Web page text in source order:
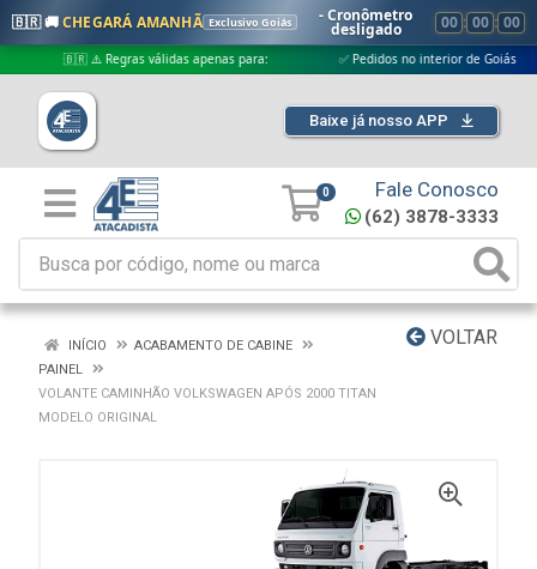
🇧🇷 🚚CHEGARÁ AMANHÃ Exclusivo Goiás - Cronômetro
desligado 00 : 00 : 00
🇧🇷 ⚠️ Regras válidas apenas para: ✅ Pedidos no interior de Goiás
Baixe já nosso APP
0 Fale Conosco
(62) 3878-3333
VOLTAR
INÍCIO
ACABAMENTO DE CABINE
PAINEL
VOLANTE CAMINHÃO VOLKSWAGEN APÓS 2000 TITAN
MODELO ORIGINAL